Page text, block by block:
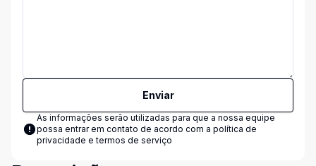
Enviar
As informações serão utilizadas para que a nossa equipe
possa entrar em contato de acordo com a política de
privacidade e termos de serviço